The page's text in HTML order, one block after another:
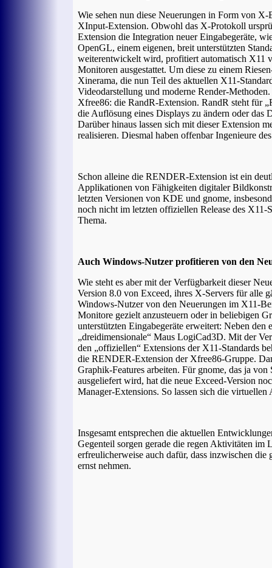
Wie sehen nun diese Neuerungen in Form von
XInput-Extension. Obwohl das X-Protokoll
Extension die Integration neuer Eingabegeräte,
OpenGL, einem eigenen, breit unterstützten
weiterentwickelt wird, profitiert automatisch X11
Monitoren ausgestattet. Um diese zu einem
Xinerama, die nun Teil des aktuellen X11-
Videodarstellung und moderne Render-
Xfree86: die RandR-Extension. RandR steht für
die Auflösung eines Displays zu ändern oder
Darüber hinaus lassen sich mit dieser Extension
realisieren. Diesmal haben offenbar Ingenieure
Schon alleine die RENDER-Extension ist ein
Applikationen von Fähigkeiten digitaler
letzten Versionen von KDE und gnome,
noch nicht im letzten offiziellen Release des X11-
Thema.
Auch Windows-Nutzer profitieren von den
Wie steht es aber mit der Verfügbarkeit dieser
Version 8.0 von Exceed, ihres X-Servers für alle
Windows-Nutzer von den Neuerungen im X11-
Monitore gezielt anzusteuern oder in beliebigen
unterstützten Eingabegeräte erweitert: Neben
„dreidimensionale“ Maus LogiCad3D. Mit der
den „offiziellen“ Extensions der X11-Standards
die RENDER-Extension der Xfree86-Gruppe.
Graphik-Features arbeiten. Für gnome, das ja
ausgeliefert wird, hat die neue Exceed-Version
Manager-Extensions. So lassen sich die
Insgesamt entsprechen die aktuellen
Gegenteil sorgen gerade die regen Aktivitäten
erfreulicherweise auch dafür, dass inzwischen
ernst nehmen.